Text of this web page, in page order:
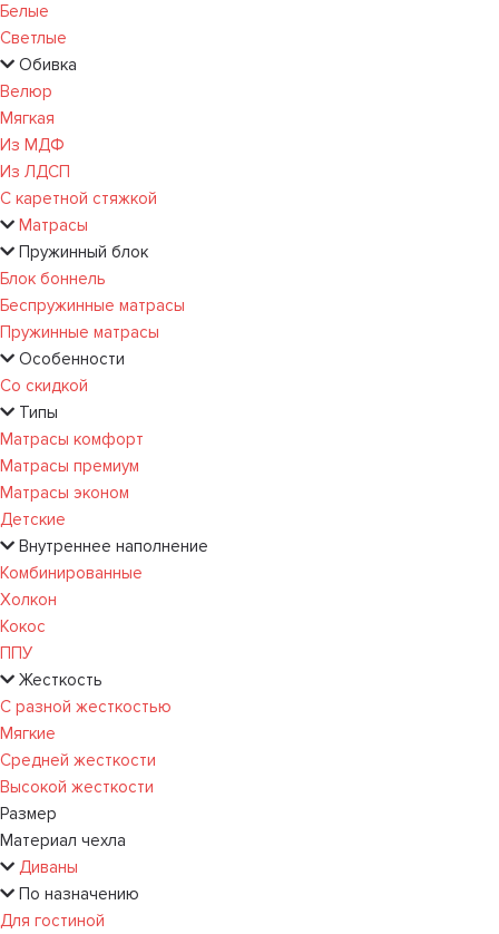
Белые
Светлые
Обивка
Велюр
Мягкая
Из МДФ
Из ЛДСП
С каретной стяжкой
Матрасы
Пружинный блок
Блок боннель
Беспружинные матрасы
Пружинные матрасы
Особенности
Со скидкой
Типы
Матрасы комфорт
Матрасы премиум
Матрасы эконом
Детские
Внутреннее наполнение
Комбинированные
Холкон
Кокос
ППУ
Жесткость
С разной жесткостью
Мягкие
Средней жесткости
Высокой жесткости
Размер
Материал чехла
Диваны
По назначению
Для гостиной